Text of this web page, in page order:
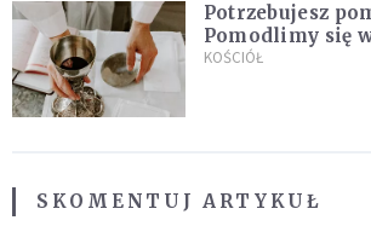
Potrzebujesz
Pomodlimy się
KOŚCIÓŁ
SKOMENTUJ ARTYKUŁ